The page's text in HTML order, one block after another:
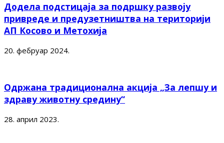
Додела подстицаја за подршку развоју
привреде и предузетништва на територији
АП Косово и Метохија
20. фебруар 2024.
Одржана традиционална акција „За лепшу и
здраву животну средину“
28. април 2023.